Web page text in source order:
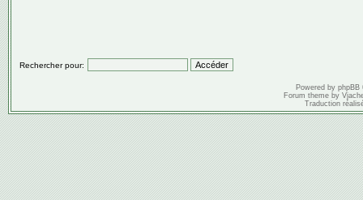
Rechercher pour:
Powered by phpBB
Forum theme by
Traduction